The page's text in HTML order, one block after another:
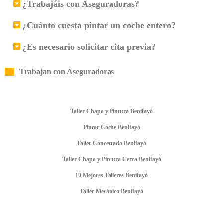
¿Trabajáis con Aseguradoras?
¿Cuánto cuesta pintar un coche entero?
¿Es necesario solicitar cita previa?
Trabajan con Aseguradoras
Taller Chapa y Pintura Benifayó
Pintar Coche Benifayó
Taller Concertado Benifayó
Taller Chapa y Pintura Cerca Benifayó
10 Mejores Talleres Benifayó
Taller Mecánico Benifayó